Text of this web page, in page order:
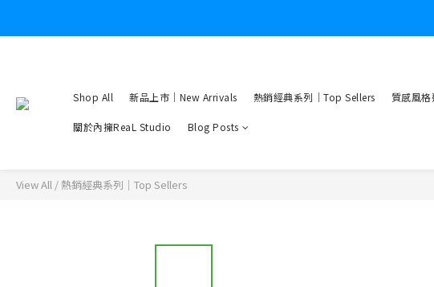
Shop All 新品上市｜New Arrivals 熱銷經典系列｜Top Sellers 質感風
關於內擁ReaL Studio Blog Posts
View All /熱銷經典系列｜Top Sellers